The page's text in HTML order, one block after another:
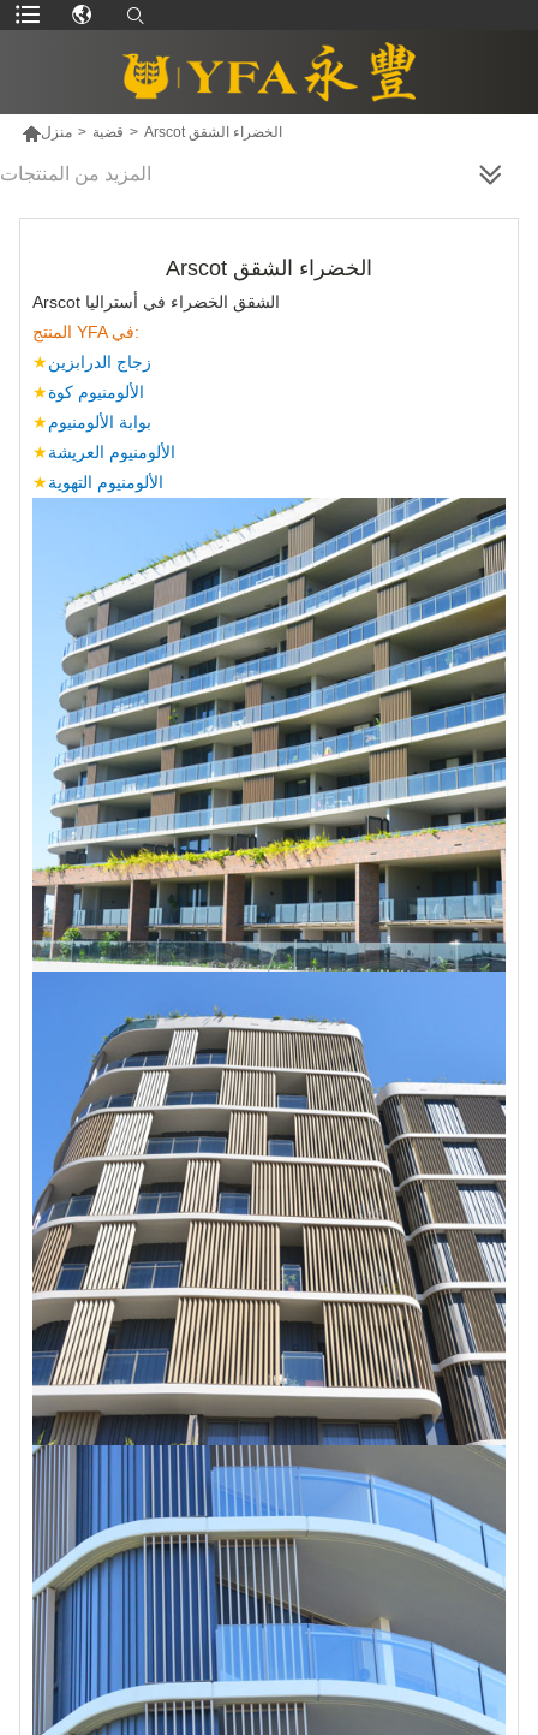
منزل > قضية > Arscot الخضراء الشقق
المزيد من المنتجات
Arscot الخضراء الشقق
Arscot الشقق الخضراء في أستراليا
المنتج YFA في:
★زجاج الدرابزين
★الألومنيوم كوة
★بوابة الألومنيوم
★الألومنيوم العريشة
★الألومنيوم التهوية